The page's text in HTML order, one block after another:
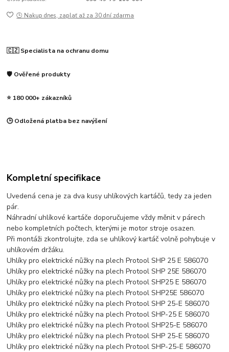
🕒 Nakup dnes, zaplať až za 30 dní zdarma
🇨🇿 Specialista na ochranu domu
🛡️ Ověřené produkty
⭐ 180 000+ zákazníků
🕒 Odložená platba bez navýšení
Kompletní specifikace
Uvedená cena je za dva kusy uhlíkových kartáčů, tedy za jeden
pár.
Náhradní uhlíkové kartáče doporučujeme vždy měnit v párech
nebo kompletních počtech, kterými je motor stroje osazen.
Při montáži zkontrolujte, zda se uhlíkový kartáč volně pohybuje v
uhlíkovém držáku.
Uhlíky pro elektrické nůžky na plech Protool SHP 25 E 586070
Uhlíky pro elektrické nůžky na plech Protool SHP 25E 586070
Uhlíky pro elektrické nůžky na plech Protool SHP25 E 586070
Uhlíky pro elektrické nůžky na plech Protool SHP25E 586070
Uhlíky pro elektrické nůžky na plech Protool SHP 25-E 586070
Uhlíky pro elektrické nůžky na plech Protool SHP-25 E 586070
Uhlíky pro elektrické nůžky na plech Protool SHP25-E 586070
Uhlíky pro elektrické nůžky na plech Protool SHP 25-E 586070
Uhlíky pro elektrické nůžky na plech Protool SHP-25-E 586070